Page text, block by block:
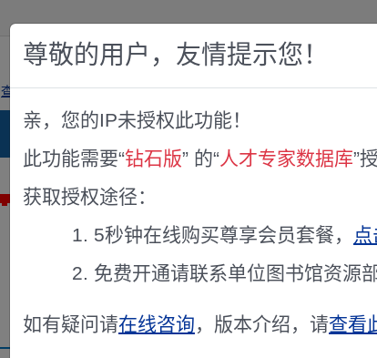
查看说明
项目指南库 奖项竞赛库
专
尊敬的用户，友情提示您！
亲，您的IP未授权此功能！
此功能需要“钻石版” 的“ 人才专家数据库”
获取授权途径：
5秒钟在线购买尊享会员套餐，
免费开通请联系单位图书馆资源
如有疑问请在线咨询，版本介绍，请查看